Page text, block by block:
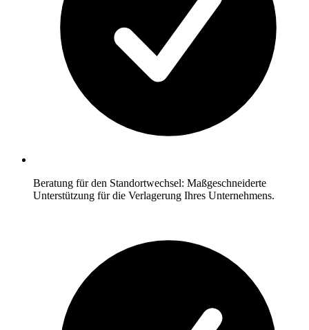
Beratung für den Standortwechsel: Maßgeschneiderte
Unterstützung für die Verlagerung Ihres Unternehmens.